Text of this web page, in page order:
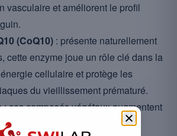
vasculaire et améliorent le profil
(CoQ10) : présente naturellement
cette enzyme joue un rôle clé dans la
cellulaire et protège les
du vieillissement prématuré.
: ces composés végétaux augmentent
vaisseaux sanguins tout en